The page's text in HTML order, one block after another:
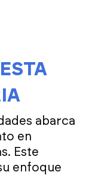
abarca
en
Este
enfoque